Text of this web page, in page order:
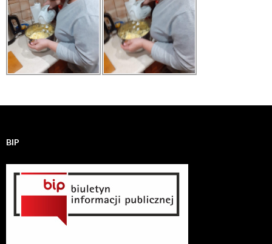
BIP